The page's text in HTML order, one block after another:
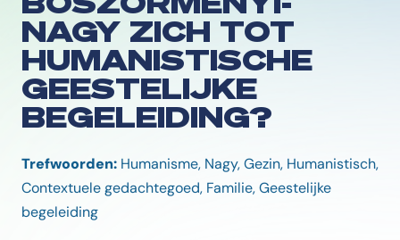
NAGY ZICH TOT
HUMANISTISCHE
GEESTELIJKE
BEGELEIDING?
Trefwoorden: Humanisme, Nagy, Gezin, Humanistisch,
Contextuele gedachtegoed, Familie, Geestelijke
begeleiding